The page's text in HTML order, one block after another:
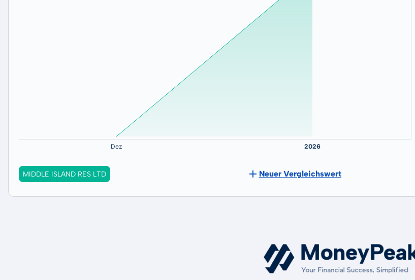
MIDDLE ISLAND RES LTD Neuer Vergleichswert